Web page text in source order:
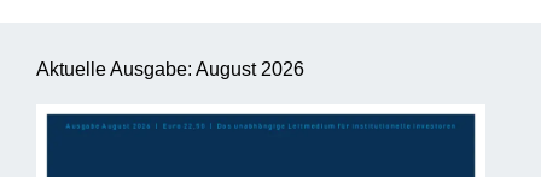
Aktuelle Ausgabe: August 2026